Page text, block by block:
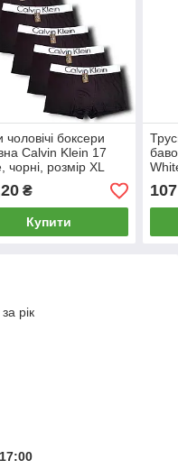
чоловічі боксери
Calvin Klein 17
чорні, розмір XL
013046
₴
Купити
(52-
рік